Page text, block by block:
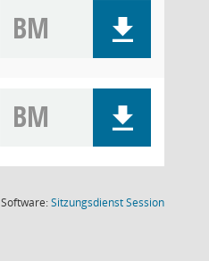
BM
BM
Software:SitzungsdienstSession(Wird in